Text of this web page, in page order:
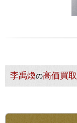
李禹煥の高価買取